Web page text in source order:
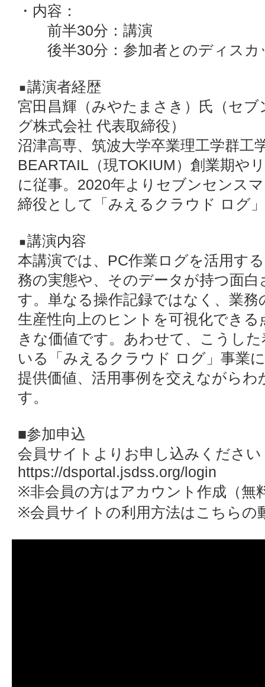
・内容：
前半30分：講演
後半30分：参加者とのディスカ
講演者経歴
宮田昌輝（みやたまさき）氏（セ
グ株式会社 代表取締役）
沼津高専、筑波大学卒業理工学群工
BEARTAIL（現TOKIUM）創業期や
に従事。2020年よりセブンセンス
締役として「みえるクラウド ログ
講演内容
本講演では、PC作業ログを活用す
務の実態や、そのデータが持つ面
す。単なる操作記録ではなく、業務
生産性向上のヒントを可視化でき
きな価値です。あわせて、こうし
いる「みえるクラウド ログ」事業
提供価値、活用事例を交えながら
す。
■参加申込
会員サイトよりお申し込みください
https://dsportal.jsdss.org/login
※非会員の方はアカウント作成（無
※会員サイトの利用方法はこちらの